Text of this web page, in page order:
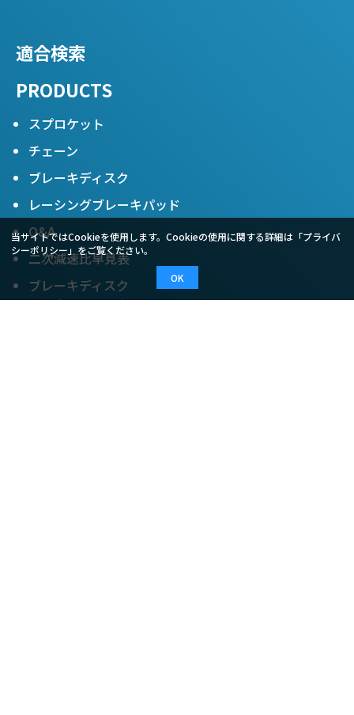
適合検索
PRODUCTS
スプロケット
チェーン
ブレーキディスク
レーシングブレーキパッド
Q&A
二次減速比早見表
ブレーキディスク
アフターメンテナンス
当サイトではCookieを使用します。Cookieの使用に関する詳細は「プライバ
シーポリシー 」をご覧ください。
OK